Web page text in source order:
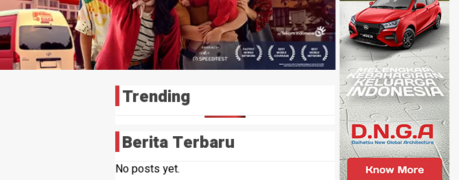
Trending
Berita Terbaru
No posts yet.